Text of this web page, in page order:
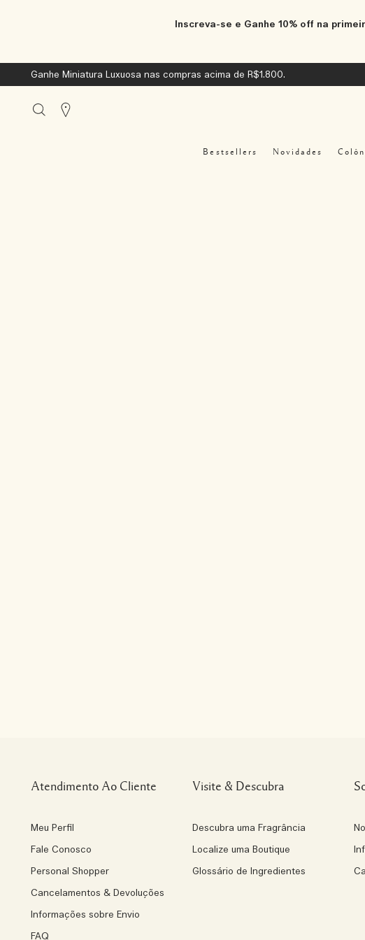
Inscreva-se e Ganhe 10% off na
Ganhe Miniatura Luxuosa nas compras acima de R$1.800.
Bestsellers Novidades
Stores
Atendimento Ao Cliente
Meu Perfil
Fale Conosco
Personal Shopper
Cancelamentos & Devoluções
Informações sobre Envio
FAQ
Visite & Descubra
Descubra uma Fragrância
Localize uma Boutique
Glossário de Ingredientes